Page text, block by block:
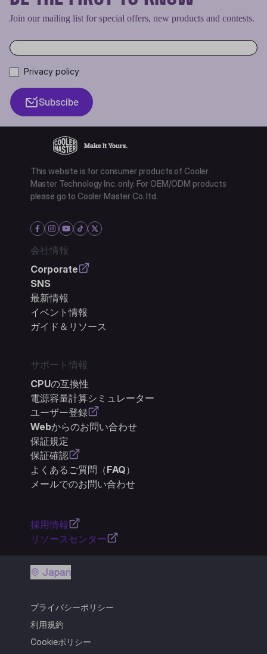
Join our mailing list for special offers, new products and contests.
Privacy policy
Subscibe
This website is for consumer products of Cooler
Master Technology Inc. only. For OEM/ODM products
please go to Cooler Master Co. ltd.
会社情報
Corporate
SNS
最新情報
イベント情報
ガイド＆リソース
サポート情報
CPUの互換性
電源容量計算シミュレーター
ユーザー登録
Webからのお問い合わせ
保証規定
保証確認
よくあるご質問（FAQ）
メールでのお問い合わせ
採用情報
リソースセンター
プライバシーポリシー
利用規約
Cookieポリシー
Japan